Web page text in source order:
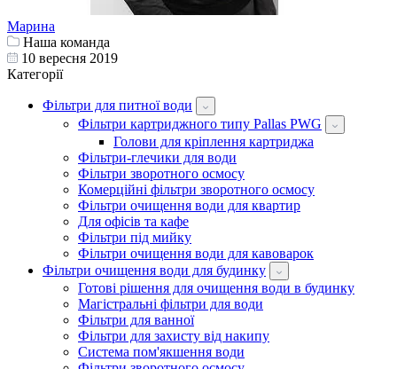
Марина
Наша команда
10 вересня 2019
Категорії
Фільтри для питної води
Фільтри картриджного типу Pallas PWG
Голови для кріплення картриджа
Фільтри-глечики для води
Фільтри зворотного осмосу
Комерційні фільтри зворотного осмосу
Фільтри очищення води для квартир
Для офісів та кафе
Фільтри під мийку
Фільтри очищення води для кавоварок
Фільтри очищення води для будинку
Готові рішення для очищення води в будинку
Магістральні фільтри для води
Фільтри для ванної
Фільтри для захисту від накипу
Система пом'якшення води